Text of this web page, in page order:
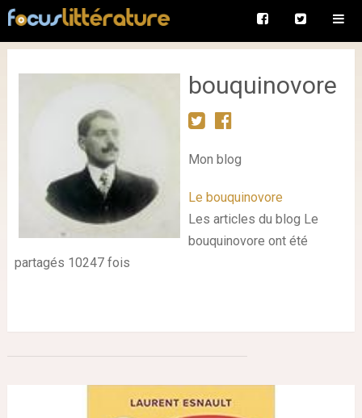
bouquinovore
Mon blog
Le bouquinovore
Les articles du blog Le
bouquinovore ont été
partagés 10247 fois